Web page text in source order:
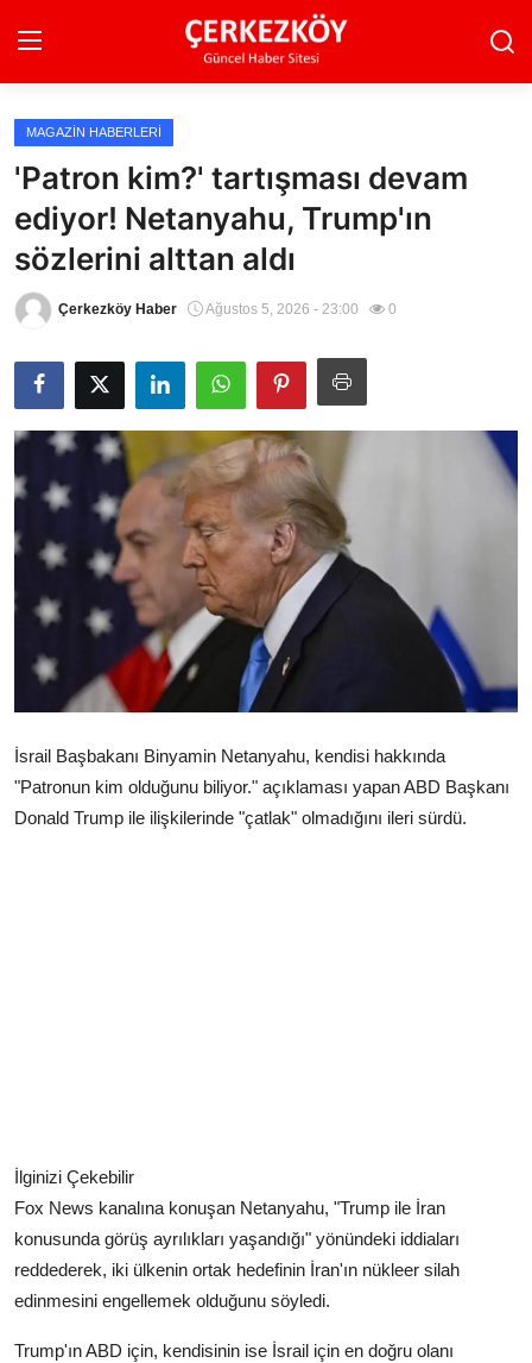
Ana Sayfa
Son Dakika
Ekonomi Haberleri
Magazin Haberleri
Spor Haberleri
Teknoloji Haberleri
Dünya Haberleri
Çerkezköy
MAGAZIN HABERLERI
'Patron kim?' tartışması devam
ediyor! Netanyahu, Trump'ın
sözlerini alttan aldı
Çerkezköy Haber Ağustos 5, 2026 - 23:00 0
İsrail Başbakanı Binyamin Netanyahu, kendisi hakkında
"Patronun kim olduğunu biliyor." açıklaması yapan ABD Başkanı
Donald Trump ile ilişkilerinde "çatlak" olmadığını ileri sürdü.
İlginizi Çekebilir
Fox News kanalına konuşan Netanyahu, "Trump ile İran
konusunda görüş ayrılıkları yaşandığı" yönündeki iddiaları
reddederek, iki ülkenin ortak hedefinin İran'ın nükleer silah
edinmesini engellemek olduğunu söyledi.
Trump'ın ABD için, kendisinin ise İsrail için en doğru olanı